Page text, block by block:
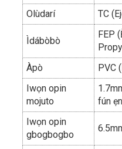
Olùdarí
TC
Ìdábòbò
FEP
Àpò
PVC
Iwọn opin
mojuto
fún
Iwọn opin
gbogbogbo